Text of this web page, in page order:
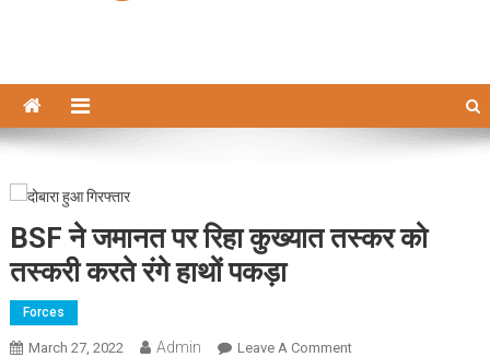
BSF ने जमानत पर रिहा कुख्यात तस्कर को
तस्करी करते रंगे हाथों पकड़ा
Forces
March 27, 2022 Admin Leave A CommentOn